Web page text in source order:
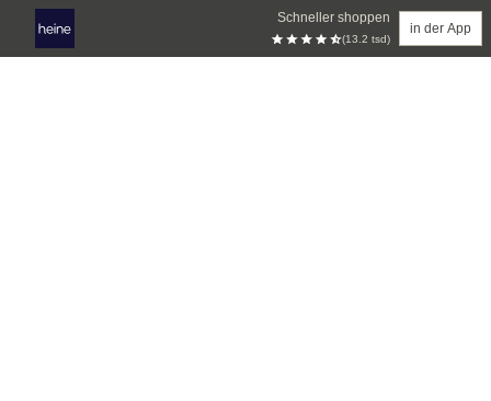
Schneller shoppen
(13.2 tsd)
in der App